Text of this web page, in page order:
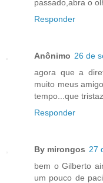
passado,abra o
Responder
Anônimo 26 de
agora que a
muito meus
tempo...que
Responder
By mirongos 27
bem o Gilberto
um pouco de